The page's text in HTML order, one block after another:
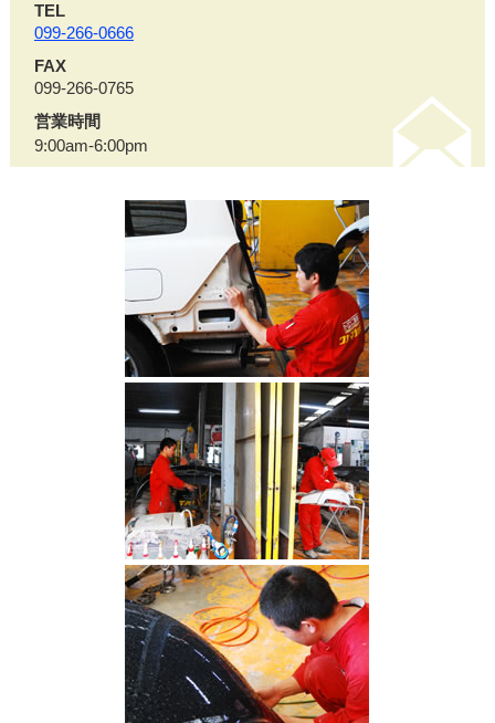
TEL
099-266-0666
FAX
099-266-0765
営業時間
9:00am-6:00pm